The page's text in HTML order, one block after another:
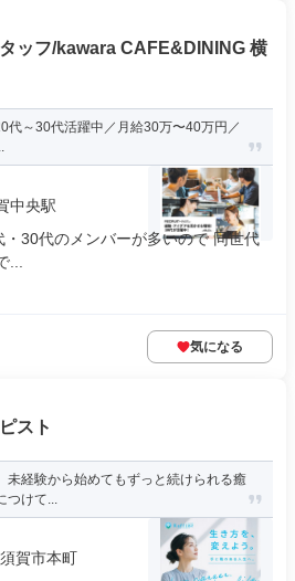
ッフ/kawara CAFE&DINING 横
代～30代活躍中／月給30万〜40万円／
中央駅
30代のメンバーが多いので 同世代
気になる
スト
未経験から始めてもずっと続けられる癒
つけて...
賀市本町